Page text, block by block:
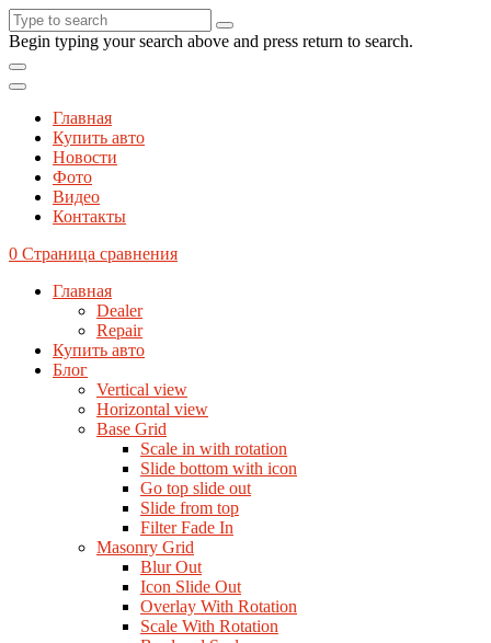
Begin typing your search above and press return to search.
Главная
Купить авто
Новости
Фото
Видео
Контакты
0 Страница сравнения
Главная
Dealer
Repair
Купить авто
Блог
Vertical view
Horizontal view
Base Grid
Scale in with rotation
Slide bottom with icon
Go top slide out
Slide from top
Filter Fade In
Masonry Grid
Blur Out
Icon Slide Out
Overlay With Rotation
Scale With Rotation